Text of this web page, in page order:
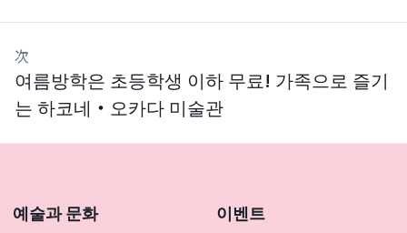
次
여름방학은 초등학생 이하 무료! 가족으로 즐기
는 하코네・오카다 미술관
예술과 문화 이벤트